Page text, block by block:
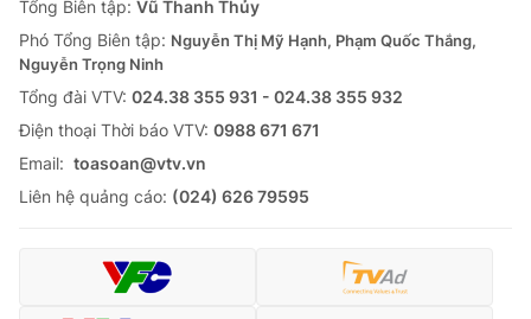
Tổng Biên tập: Vũ Thanh Thủy
Phó Tổng Biên tập: Nguyễn Thị Mỹ Hạnh, Phạm Quốc Thắng,
Nguyễn Trọng Ninh
Tổng đài VTV: 024.38 355 931 - 024.38 355 932
Ðiện thoại Thời báo VTV: 0988 671 671
Email: toasoan@vtv.vn
Liên hệ quảng cáo: (024) 626 79595